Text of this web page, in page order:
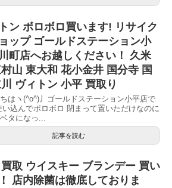
ン ボロボロ買います! リサイク
ップ ゴールドステーション小
町店へお越しください！ 久米
山 東大和 花小金井 国分寺 国
ヴィトン 小平 買取り
はヽ(^o^)丿ゴールドステーション小平店で
込んでボロボロ 閉まって置いただけなのに
タになっ...
記事を読む
取 ウイスキー ブランデー 買い
店内除菌は徹底しておりま